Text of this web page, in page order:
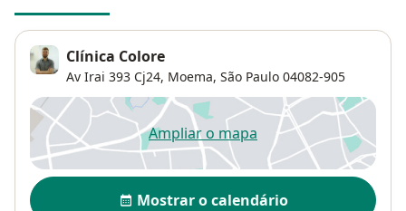
Clínica Colore
Av Irai 393 Cj24, Moema, São Paulo 04082-905
Ampliar o mapaabre num novo separador
Disponibilidade
Mostrar o calendário